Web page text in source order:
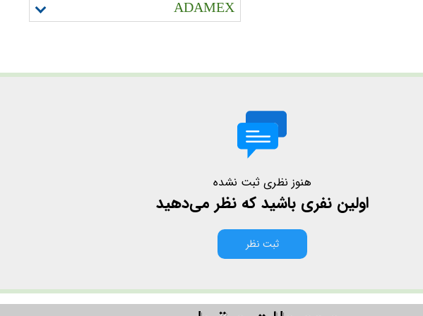
ADAMEX
هنوز نظری ثبت نشده
اولین نفری باشید که نظر می‌دهید
ثبت نظر